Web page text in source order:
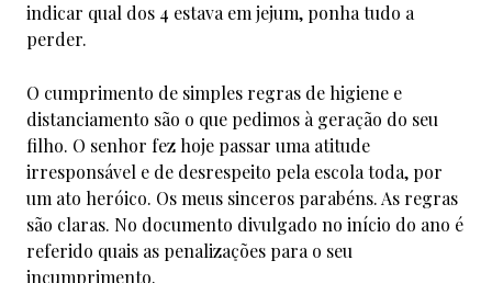
indicar qual dos 4 estava em jejum, ponha tudo a
perder.
O cumprimento de simples regras de higiene e
distanciamento são o que pedimos à geração do seu
filho. O senhor fez hoje passar uma atitude
irresponsável e de desrespeito pela escola toda, por
um ato heróico. Os meus sinceros parabéns. As regras
são claras. No documento divulgado no início do ano é
referido quais as penalizações para o seu
incumprimento.